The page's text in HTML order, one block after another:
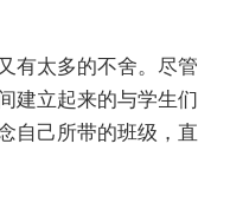
有太多的不舍。尽管
建立起来的与学生们
自己所带的班级，直